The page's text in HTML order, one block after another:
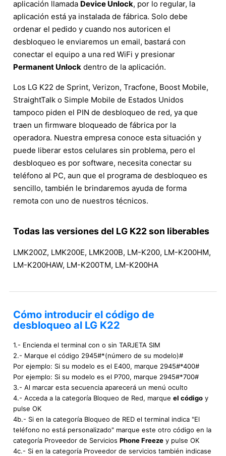
aplicación llamada Device Unlock, por lo regular, la
aplicación está ya instalada de fábrica. Solo debe
ordenar el pedido y cuando nos autoricen el
desbloqueo le enviaremos un email, bastará con
conectar el equipo a una red WiFi y presionar
Permanent Unlock dentro de la aplicación.
Los LG K22 de Sprint, Verizon, Tracfone, Boost Mobile,
StraightTalk o Simple Mobile de Estados Unidos
tampoco piden el PIN de desbloqueo de red, ya que
traen un firmware bloqueado de fábrica por la
operadora. Nuestra empresa conoce esta situación y
puede liberar estos celulares sin problema, pero el
desbloqueo es por software, necesita conectar su
teléfono al PC, aun que el programa de desbloqueo es
sencillo, también le brindaremos ayuda de forma
remota con uno de nuestros técnicos.
Todas las versiones del LG K22 son liberables
LMK200Z, LMK200E, LMK200B, LM-K200, LM-K200HM,
LM-K200HAW, LM-K200TM, LM-K200HA
Cómo introducir el código de
desbloqueo al LG K22
1.- Encienda el terminal con o sin TARJETA SIM
2.- Marque el código 2945#*(número de su modelo)#
Por ejemplo: Si su modelo es el E400, marque 2945#*400#
Por ejemplo: Si su modelo es el P700, marque 2945#*700#
3.- Al marcar esta secuencia aparecerá un menú oculto
4.- Acceda a la categoría Bloqueo de Red, marque el código y
pulse OK
4b.- Si en la categoría Bloqueo de RED el terminal indica "El
teléfono no está personalizado" marque este otro código en la
categoría Proveedor de Servicios Phone Freeze y pulse OK
4c.- Si en la categoría Proveedor de servicios también indicase